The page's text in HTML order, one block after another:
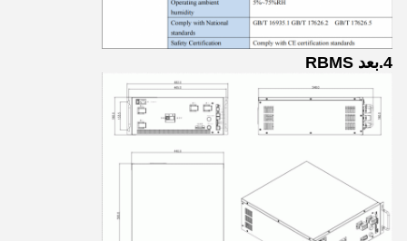
4.بعد RBMS